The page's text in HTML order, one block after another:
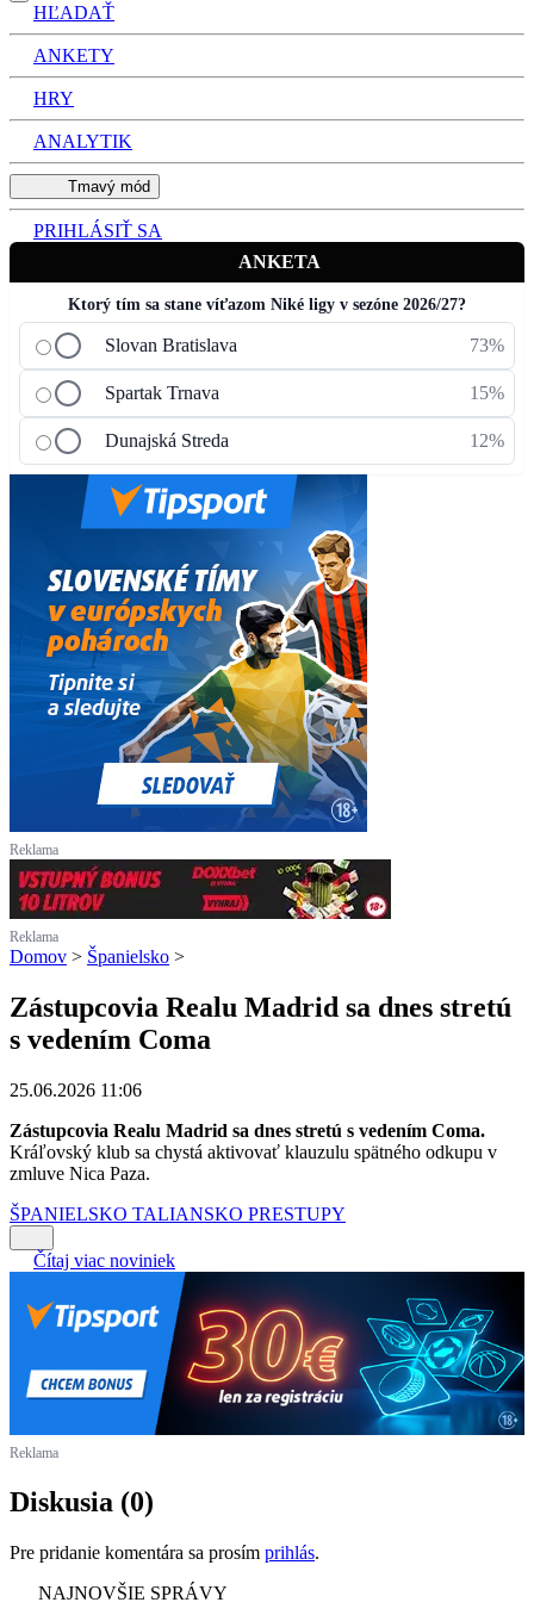
HĽADAŤ
ANKETY
HRY
ANALYTIK
Tmavý mód
PRIHLÁSIŤ SA
ANKETA
Ktorý tím sa stane víťazom Niké ligy v sezóne 2026/27?
Slovan Bratislava 73%
Spartak Trnava 15%
Dunajská Streda 12%
Reklama
Reklama
Domov > Španielsko >
Zástupcovia Realu Madrid sa dnes stretú
s vedením Coma
25.06.2026 11:06
Zástupcovia Realu Madrid sa dnes stretú s vedením Coma.
Kráľovský klub sa chystá aktivovať klauzulu spätného odkupu v
zmluve Nica Paza.
ŠPANIELSKO TALIANSKO PRESTUPY
Čítaj viac noviniek
Reklama
Diskusia (0)
Pre pridanie komentára sa prosím prihlás.
NAJNOVŠIE SPRÁVY